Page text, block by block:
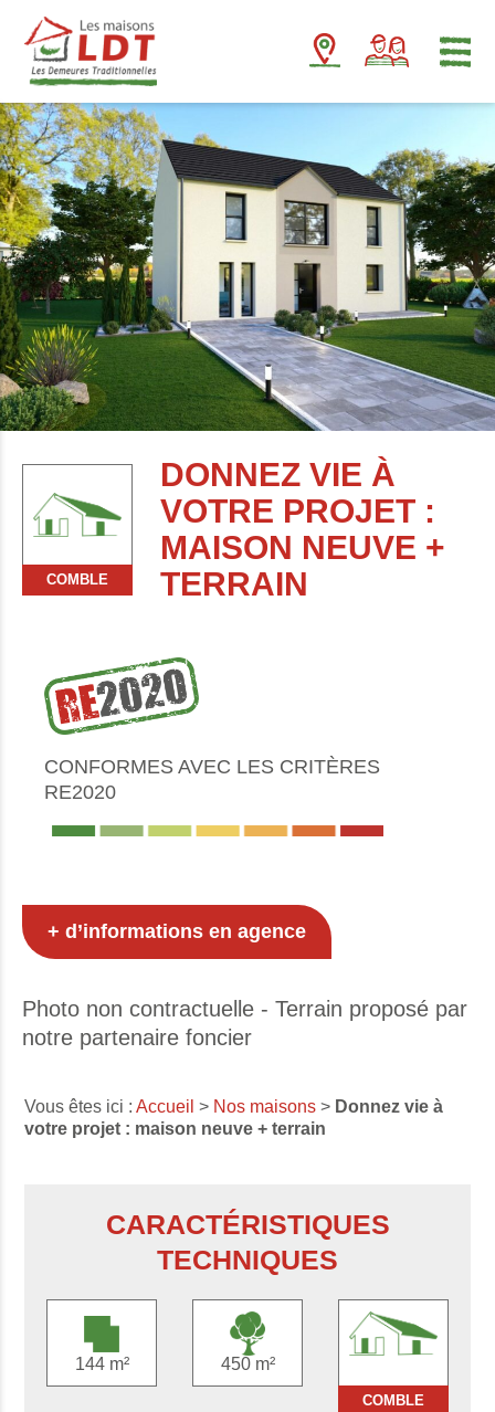
COMBLE
DONNEZ VIE À
VOTRE PROJET :
MAISON NEUVE +
TERRAIN
CONFORMES AVEC LES CRITÈRES
RE2020
+ d’informations en agence
Photo non contractuelle - Terrain proposé par
notre partenaire foncier
Vous êtes ici :Accueil > Nos maisons > Donnez vie à
votre projet : maison neuve + terrain
CARACTÉRISTIQUES
TECHNIQUES
144 m² 450 m²
COMBLE